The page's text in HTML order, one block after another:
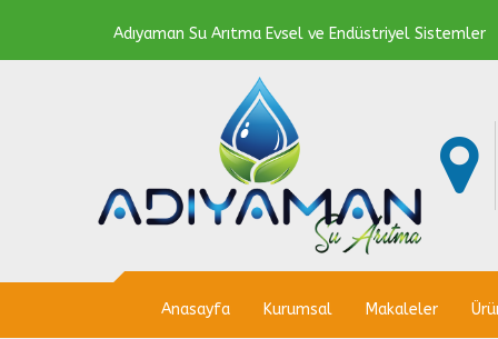
Adıyaman Su Arıtma Evsel ve Endüstriyel Sistemler
Anasayfa Kurumsal Makaleler